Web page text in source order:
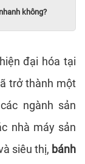
không?
đại hóa tại
trở thành một
ngành sản
nhà máy sản
siêu thị, bánh